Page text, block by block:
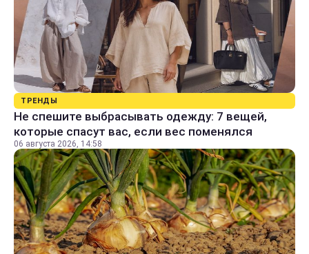
ТРЕНДЫ
Не спешите выбрасывать одежду: 7 вещей,
которые спасут вас, если вес поменялся
06 августа 2026, 14:58